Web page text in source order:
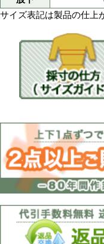
用途
素材
素材特徴
フロント
ボタン
メーカー品番
カタログ